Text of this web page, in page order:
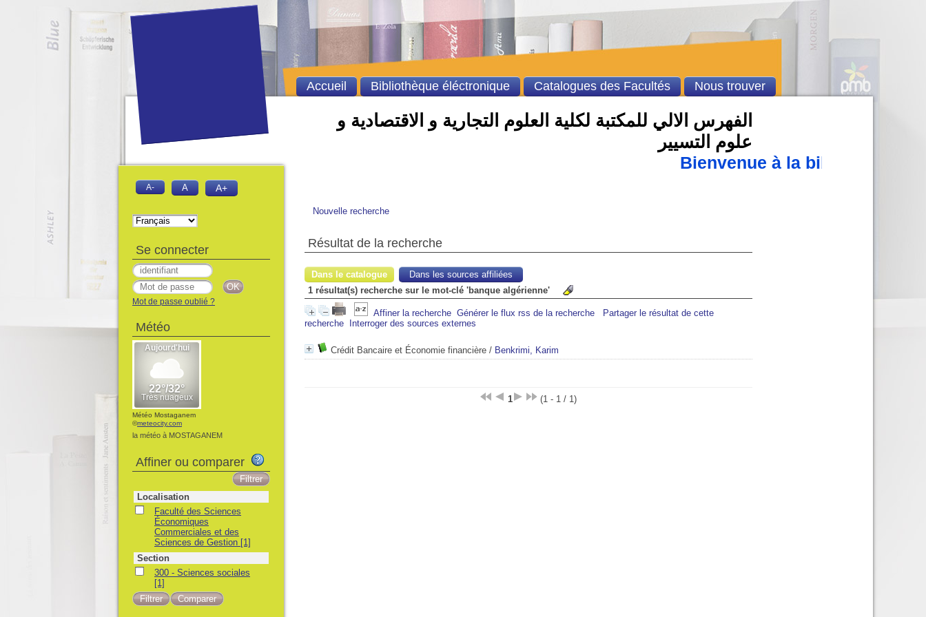
الفهرس الالي للمكتبة لكلية العلوم التجارية و الاقتصادية و
علوم التسيير
Bienvenue à la bibliothèque
Nouvelle recherche
Résultat de la recherche
Dans le catalogue
Dans les sources affiliées
1 résultat(s) recherche sur le mot-clé 'banque algérienne'
Affiner la recherche Générer le flux rss de la recherche
Partager le résultat de cette
recherche
Interroger des sources externes
Crédit Bancaire et Économie financière / Benkrimi, Karim
1 (1 - 1 / 1)
Accueil Bibliothèque éléctronique Catalogues des Facultés Nous trouver
A- A A+
Se connecter
Mot de passe oublié ?
Météo
Météo Mostaganem
©meteocity.com
la météo à MOSTAGANEM
Affiner ou comparer
Localisation
Faculté des Sciences
Économiques
Commerciales et des
Sciences de Gestion [1]
Section
300 - Sciences sociales
[1]